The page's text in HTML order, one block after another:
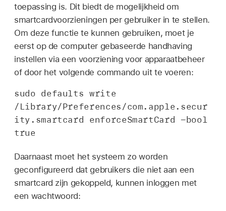
toepassing is. Dit biedt de mogelijkheid om
smartcardvoorzieningen per gebruiker in te stellen.
Om deze functie te kunnen gebruiken, moet je
eerst op de computer gebaseerde handhaving
instellen via een voorziening voor apparaatbeheer
of door het volgende commando uit te voeren:
sudo defaults write
/Library/Preferences/com.apple.secur
ity.smartcard enforceSmartCard -bool
true
Daarnaast moet het systeem zo worden
geconfigureerd dat gebruikers die niet aan een
smartcard zijn gekoppeld, kunnen inloggen met
een wachtwoord: